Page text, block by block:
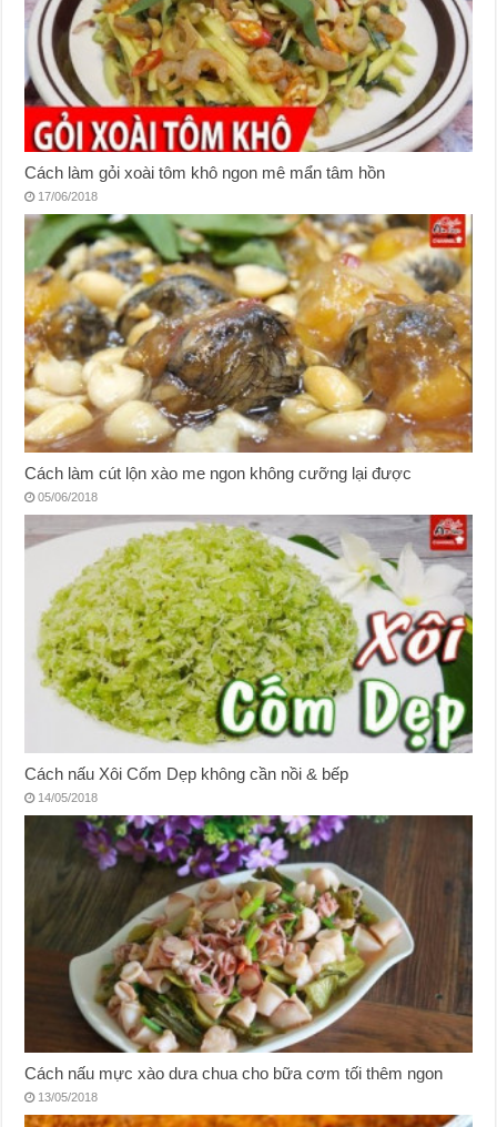
Cách làm gỏi xoài tôm khô ngon mê mẩn tâm hồn
17/06/2018
Cách làm cút lộn xào me ngon không cưỡng lại được
05/06/2018
Cách nấu Xôi Cốm Dẹp không cần nồi & bếp
14/05/2018
Cách nấu mực xào dưa chua cho bữa cơm tối thêm ngon
13/05/2018